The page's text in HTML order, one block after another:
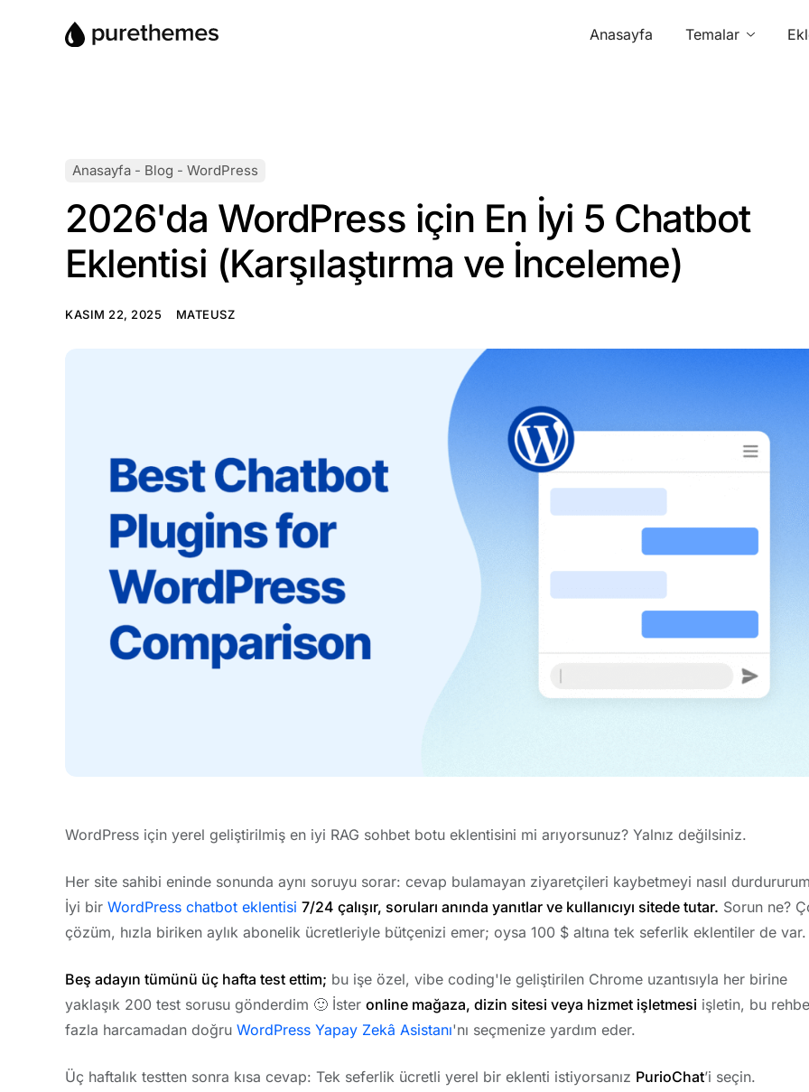
Anasayfa Temalar
Anasayfa - Blog - WordPress
2026'da WordPress için En İyi 5 Chatbot
Eklentisi (Karşılaştırma ve İnceleme)
KASIM 22, 2025 MATEUSZ
WordPress için yerel geliştirilmiş en iyi RAG sohbet botu eklentisini mi arıyorsunuz? Yalnız değilsiniz.
Her site sahibi eninde sonunda aynı soruyu sorar: cevap bulamayan ziyaretçileri kaybetmeyi nasıl
İyi bir WordPress chatbot eklentisi 7/24 çalışır, soruları anında yanıtlar ve kullanıcıyı sitede tutar. Sorun ne?
çözüm, hızla biriken aylık abonelik ücretleriyle bütçenizi emer; oysa 100 $ altına tek seferlik eklentiler de var.
Beş adayın tümünü üç hafta test ettim; bu işe özel, vibe coding'le geliştirilen Chrome uzantısıyla her birine
yaklaşık 200 test sorusu gönderdim 🙂 İster online mağaza, dizin sitesi veya hizmet işletmesi işletin, bu
fazla harcamadan doğru WordPress Yapay Zekâ Asistanı'nı seçmenize yardım eder.
Üç haftalık testten sonra kısa cevap: Tek seferlik ücretli yerel bir eklenti istiyorsanız PurioChat’i seçin.